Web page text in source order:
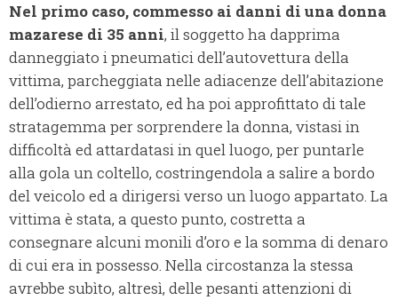
Nel primo caso, commesso ai danni di una donna
mazarese di 35 anni, il soggetto ha dapprima
danneggiato i pneumatici dell’autovettura della
vittima, parcheggiata nelle adiacenze dell’abitazione
dell’odierno arrestato, ed ha poi approfittato di tale
stratagemma per sorprendere la donna, vistasi in
difficoltà ed attardatasi in quel luogo, per puntarle
alla gola un coltello, costringendola a salire a bordo
del veicolo ed a dirigersi verso un luogo appartato. La
vittima è stata, a questo punto, costretta a
consegnare alcuni monili d’oro e la somma di denaro
di cui era in possesso. Nella circostanza la stessa
avrebbe subìto, altresì, delle pesanti attenzioni di